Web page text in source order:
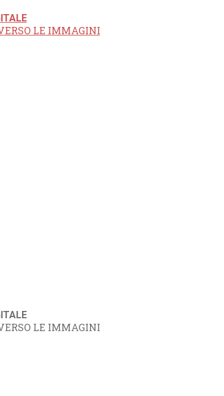
LE IMMAGINI
LE IMMAGINI